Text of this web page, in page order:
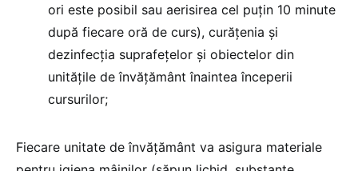
ori este posibil sau aerisirea cel puțin 10 minute
după fiecare oră de curs), curățenia și
dezinfecția suprafețelor și obiectelor din
unitățile de învăţământ înaintea începerii
cursurilor;
Fiecare unitate de învăţământ va asigura materiale